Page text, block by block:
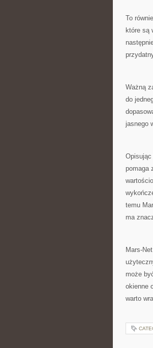
To
które są
Ważną
do
jasnego
pomaga
temu
ma
Mars-
może
okienne
warto